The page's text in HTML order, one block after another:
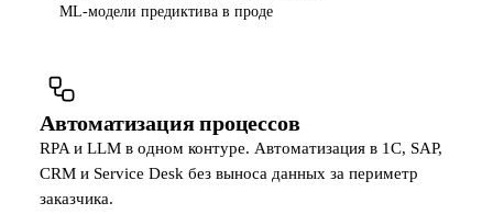
ML-модели предиктива в проде
Автоматизация процессов
RPA и LLM в одном контуре. Автоматизация в 1С, SAP,
CRM и Service Desk без выноса данных за периметр
заказчика.